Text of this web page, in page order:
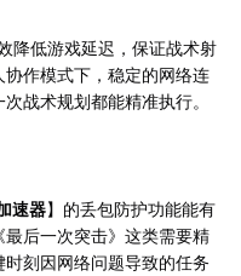
降低游戏延迟，保证战术射
作模式下，稳定的网络连
战术规划都能精准执行。
速器】的丢包防护功能能有
后一次突击》这类需要精
刻因网络问题导致的任务